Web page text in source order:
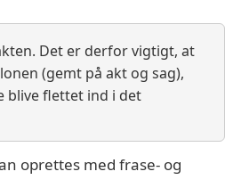
Det er derfor vigtigt, at
(gemt på akt og sag),
blive flettet ind i det
oprettes med frase- og